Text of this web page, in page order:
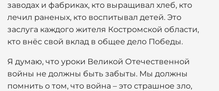
заводах и фабриках, кто выращивал хлеб, кто
лечил раненых, кто воспитывал детей. Это
заслуга каждого жителя Костромской области,
кто внёс свой вклад в общее дело Победы.
Я думаю, что уроки Великой Отечественной
войны не должны быть забыты. Мы должны
помнить о том, что война – это страшное зло,